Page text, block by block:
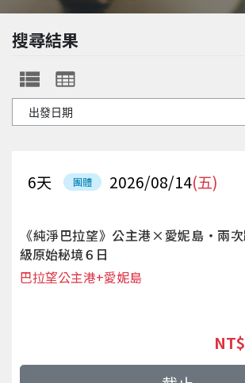
搜尋結果
團體 2026/08/14(五)
6天
《純淨巴拉望》公主港×愛妮島‧兩
級原始秘境６日
巴拉望公主港+愛妮島